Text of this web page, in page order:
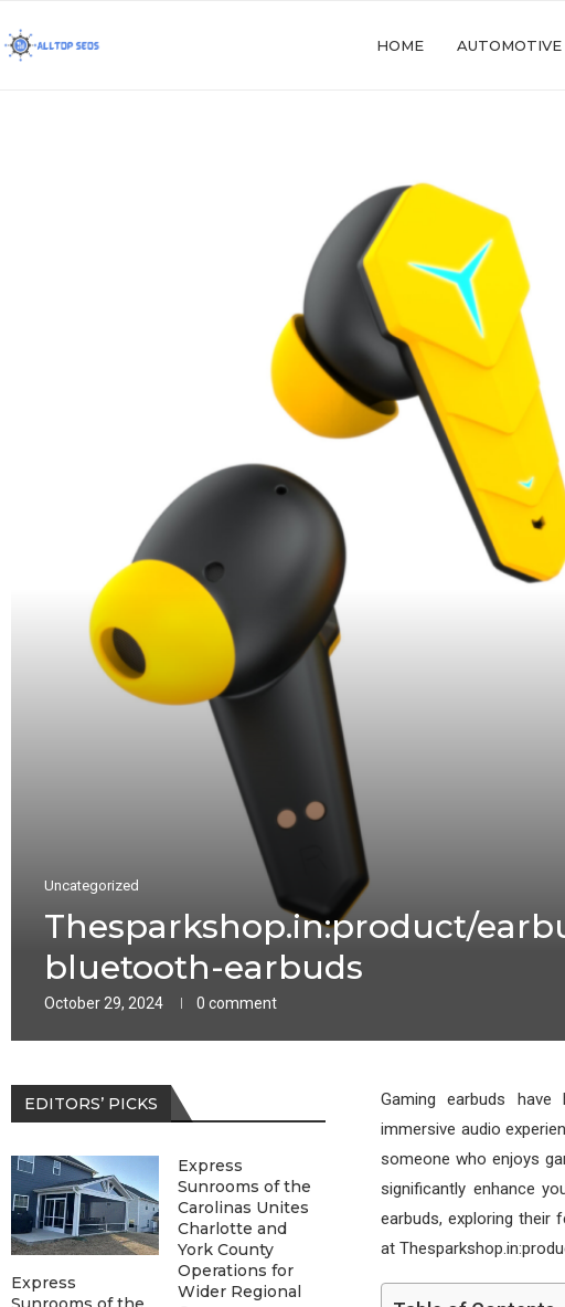
HOME AUTOMOTIVE
Uncategorized
Thesparkshop.in:product/
bluetooth-earbuds
October 29, 2024 0 comment
Gaming earbuds
immersive audio
someone who enjoys
significantly enhance
earbuds, exploring their
at
EDITORS’ PICKS
Express
Express
Sunrooms of the
Carolinas Unites
Charlotte and
York County
Operations for
Wider Regional